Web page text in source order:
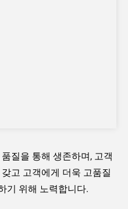
질을 통해 생존하며, 고객
고 고객에게 더욱 고품질
기 위해 노력합니다.